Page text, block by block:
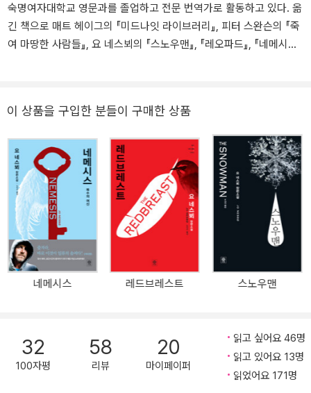
레 시리즈’의 시작을 알린 이 작품으로 요 네스뵈는 북유럽 최고의 문
학상 유리열쇠상과 리버튼상을 동시 수상하며 단번에 주목받는 작가
로 떠올랐다. ‘형사 해리 홀레 시리즈’는 전세계 40개국에서 출간 즉
인정받아 페르귄트상을 받았으며, 2015년 상트페테르부르크상, 201
는 장편 범죄소설로 쌓아온 문학 세계를 단편 형식으로 응축한 첫 소
설집이다. ‘범죄소설에서 중요한 것은 플롯이 아니라 인물을 움직이
는 강력한 동기’라는 요 네스뵈의 말처럼 이 작품들은 질투와 욕망 같
은 근원적 감정이 어떻게 폭력과 파국으로 치닫는지를 포착한다. 수
록작 〈런던〉은 영국 범죄작가협회(CWA) 대거상 2022 단편 부문 최
종 후보에 올랐고 표제작 〈질투하는 남자〉는 영화 〈킬러 히트〉로 제작
되어 아마존 프라임을 통해 공개되었다. 거침없는 이야기로 독자를
끌어들이고, 인물의 밀도 높은 감정과 동기를 집요하게 파고드는 이
소설집은 ‘해리 홀레’ 시리즈와는 또 다른 방식으로 요 네스뵈 문학이
숙명여자대학교 영문과를 졸업하고 전문 번역가로 활동하고 있다. 옮
긴 책으로 매트 헤이그의 『미드나잇 라이브러리』, 피터 스완슨의 『죽
여 마땅한 사람들』, 요 네스뵈의 『스노우맨』, 『레오파드』, 『네메시
이 상품을 구입한 분들이 구매한 상품
네메시스 레드브레스트 스노우맨
32
100자평
58
리뷰
20
마이페이퍼
읽고 싶어요 46명
읽고 있어요 13명
읽었어요 171명